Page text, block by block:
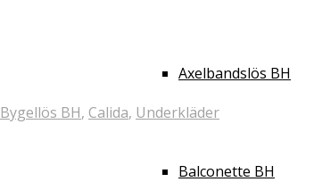
Axelbandslös BH
Balconette BH
Bygellös BH, Calida, Underkläder